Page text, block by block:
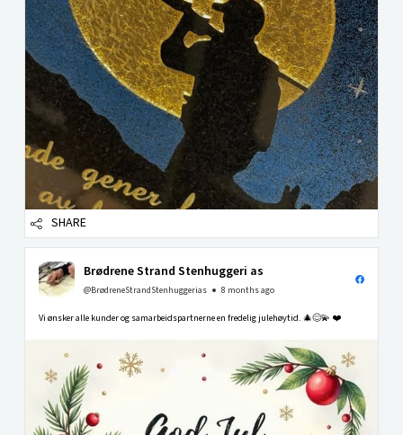
SHARE
Brødrene Strand Stenhuggeri as
@BrødreneStrandStenhuggerias 8 months ago
Vi ønsker alle kunder og samarbeidspartnerne en fredelig julehøytid. 🎄😊💫 ❤️